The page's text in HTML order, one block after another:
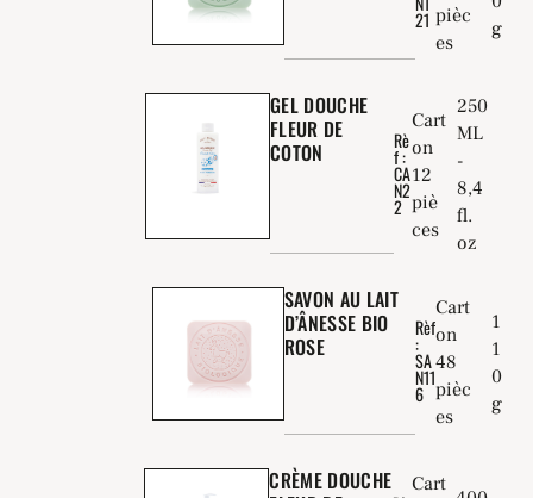
21 pièc
es
g
GEL DOUCHE
FLEUR DE
COTON
Rè
f :
CA
N2
2
Cart
on
12
piè
ces
250
ML
-
8,4
fl.
oz
SAVON AU LAIT
D’ÂNESSE BIO
ROSE
Rèf
:
SA
N11
6
Cart
on
48
pièc
es
1
1
0
g
CRÈME DOUCHE
Cart